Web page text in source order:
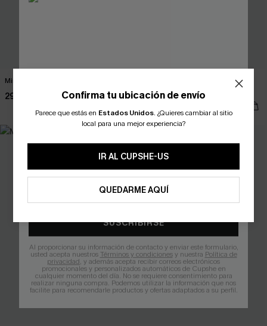
Minifalda beige para lucirse
29,00 €
Vestido corto a rayas "Along the
Way"
Confirma tu ubicación de envío
Parece que estás en Estados Unidos. ¿Quieres cambiar al sitio
local para una mejor experiencia?
IR AL CUPSHE-US
QUEDARME AQUÍ
¿NUEVO EN CUPSHE?
-10% extra sin compra mínima
SUSCRIBIRSE
Al proporcionar su información de contacto y enviar este formulario,
usted acepta nuestros Términos y condicionesy nuestra Política de
privacidad, y además acepta recibir correos electrónicos
promocionales y personalizados automáticos de Cupshe en
cualquier momento del día. No se requiere consentimiento para
realizar ninguna compra. Podemos utilizar la información que nos
facilite para recomendarle productos y ofertas adaptados a su perfil.